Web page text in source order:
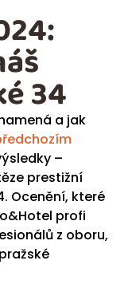
a jak
–
prestižní
Ocenění, které
profi
z oboru,
34